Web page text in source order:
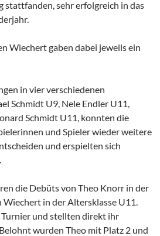
stattfanden, sehr erfolgreich in das
Wiechert gaben dabei jeweils ein
in vier verschiedenen
Schmidt U9, Nele Endler U11,
Schmidt U11, konnten die
und Spieler wieder weitere
und erspielten sich
die Debüts von Theo Knorr in der
in der Altersklasse U11.
und stellten direkt ihr
wurden Theo mit Platz 2 und